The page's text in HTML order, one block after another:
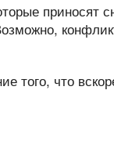
приносят
того, что